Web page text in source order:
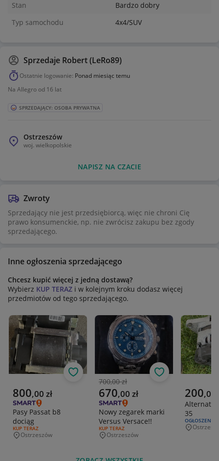
Stan
Bardzo dobry
Typ samochodu
4x4/SUV
Sprzedaje Robert (LeRo89)
Ostatnie logowanie: Ponad miesiąc temu
Na Allegro od 16 lat
SPRZEDAJĄCY: OSOBA PRYWATNA
Ostrzeszów
woj. wielkopolskie
NAPISZ NA CZACIE
Zwroty
Sprzedający nie jest przedsiębiorcą, więc nie chroni Cię
prawo konsumenckie, np. nie zwrócisz zakupu bez zgody
sprzedającego.
Inne ogłoszenia sprzedającego
Chcesz kupić więcej z jedną dostawą?
Wybierz KUP TERAZ i w kolejnym kroku dodasz więcej
przedmiotów od tego sprzedającego.
Aktualna cena
800,00 zł
Pasy Passat b8
dociąg
RODZAJ OFERTY:
KUP TERAZ
Miejscowość
Ostrzeszów
Obserwuj
Poprzednia cena
700,00 zł
Aktualna cena
670,00 zł
Nowy zegarek marki
Versus Versace!!
RODZAJ OFERTY:
KUP TERAZ
Miejscowość
Ostrzeszów
Obserwuj
Aktualna
200,00
35
RODZAJ
OGŁOSZENIE